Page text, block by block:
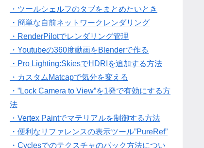
・ツールシェルフのタブをまとめたいとき
・簡単な自前ネットワークレンダリング
・RenderPilotでレンダリング管理
・Youtubeの360度動画をBlenderで作る
・Pro Lighting:SkiesでHDRIを追加する方法
・カスタムMatcapで気分を変える
・”Lock Camera to View”を1発で有効にする方
法
・Vertex Paintでマテリアルを制御する方法
・便利なリファレンスの表示ツール”PureRef”
・Cyclesでのテクスチャのパック方法につい